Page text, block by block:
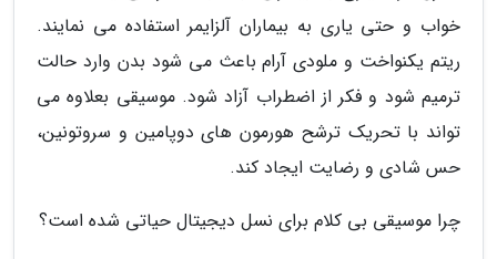
خواب و حتی یاری به بیماران آلزایمر استفاده می نمایند.
ریتم یکنواخت و ملودی آرام باعث می شود بدن وارد حالت
ترمیم شود و فکر از اضطراب آزاد شود. موسیقی بعلاوه می
تواند با تحریک ترشح هورمون های دوپامین و سروتونین،
حس شادی و رضایت ایجاد کند.
چرا موسیقی بی کلام برای نسل دیجیتال حیاتی شده است؟